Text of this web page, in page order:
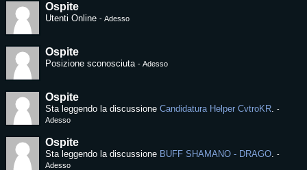
Ospite
Utenti Online - Adesso
Ospite
Posizione sconosciuta - Adesso
Ospite
Sta leggendo la discussione Candidatura Helper CvtroKR. -
Adesso
Ospite
Sta leggendo la discussione BUFF SHAMANO - DRAGO. -
Adesso